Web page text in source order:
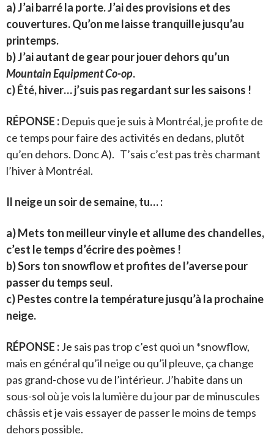
a) J’ai barré la porte. J’ai des provisions et des
couvertures. Qu’on me laisse tranquille jusqu’au
printemps.
b) J’ai autant de gear pour jouer dehors qu’un
Mountain Equipment Co-op.
c) Été, hiver… j’suis pas regardant sur les saisons !
RÉPONSE : Depuis que je suis à Montréal, je profite de
ce temps pour faire des activités en dedans, plutôt
qu’en dehors. Donc A). T’sais c’est pas très charmant
l’hiver à Montréal.
Il neige un soir de semaine, tu… :
a) Mets ton meilleur vinyle et allume des chandelles,
c’est le temps d’écrire des poèmes !
b) Sors ton snowflow et profites de l’averse pour
passer du temps seul.
c) Pestes contre la température jusqu’à la prochaine
neige.
RÉPONSE :Je sais pas trop c’est quoi un *snowflow,
mais en général qu’il neige ou qu’il pleuve, ça change
pas grand-chose vu de l’intérieur. J’habite dans un
sous-sol où je vois la lumière du jour par de minuscules
châssis et je vais essayer de passer le moins de temps
dehors possible.